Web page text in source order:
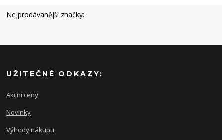
Nejprodávanější značky:
UŽITEČNÉ ODKAZY:
Akční ceny
Novinky
Výhody nákupu